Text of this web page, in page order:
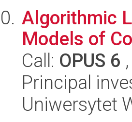
Algorithmic
Models of
Call: OPUS 6
Principal
Uniwersytet